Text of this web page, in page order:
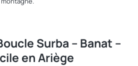
Surba – Banat –
en Ariège